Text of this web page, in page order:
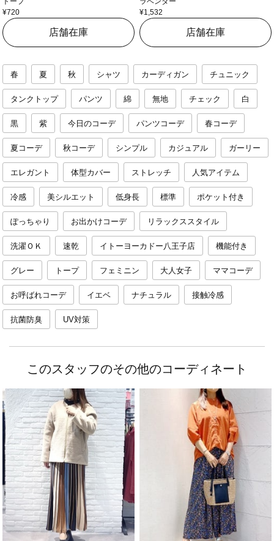
¥720
店舗在庫
¥1,532
店舗在庫
春 夏 秋 シャツ カーディガン チュニック
タンクトップ パンツ 綿 無地 チェック 白
黒 紫 今日のコーデ パンツコーデ 春コーデ
夏コーデ 秋コーデ シンプル カジュアル ガーリー
エレガント 体型カバー ストレッチ 人気アイテム
冷感 美シルエット 低身長 標準 ポケット付き
ぽっちゃり お出かけコーデ リラックススタイル
洗濯ＯＫ 速乾 イトーヨーカドー八王子店 機能付き
グレー トープ フェミニン 大人女子 ママコーデ
お呼ばれコーデ イエベ ナチュラル 接触冷感
抗菌防臭 UV対策
このスタッフのその他のコーディネート